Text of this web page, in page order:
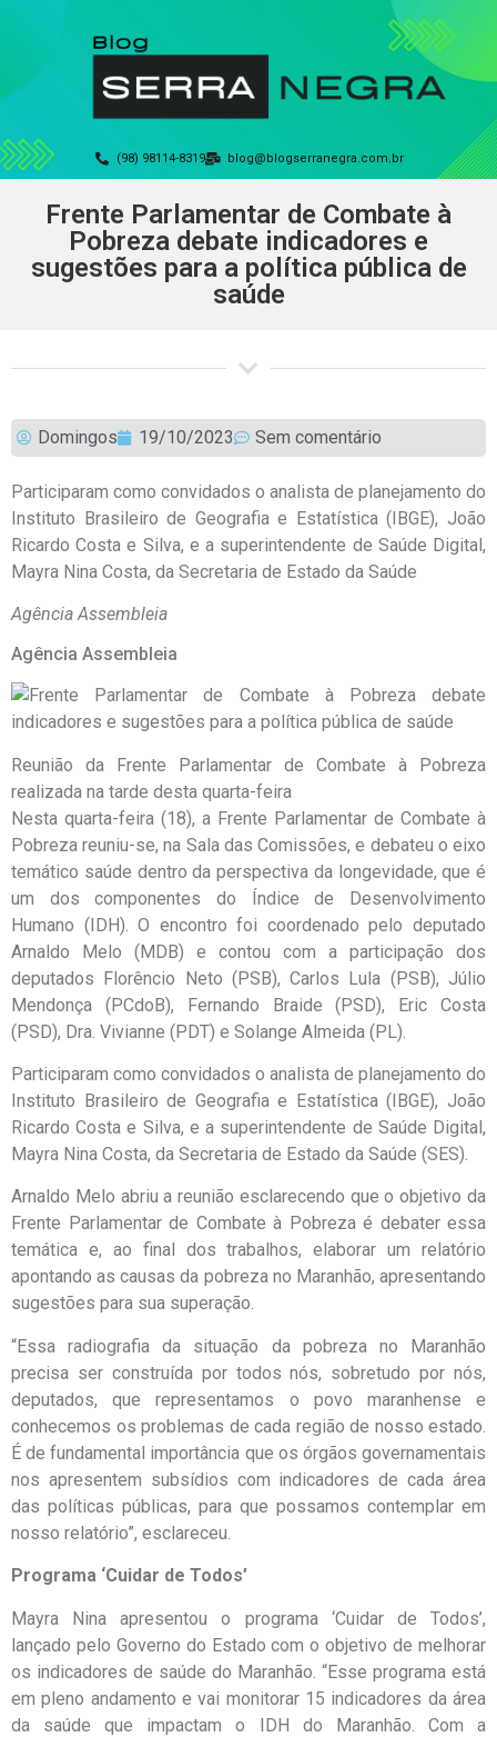
(98) 98114-8319 blog@blogserranegra.com.br
Frente Parlamentar de Combate à
Pobreza debate indicadores e
sugestões para a política pública de
saúde
Domingos 19/10/2023 Sem comentário
Participaram como convidados o analista de planejamento do
Instituto Brasileiro de Geografia e Estatística (IBGE), João
Ricardo Costa e Silva, e a superintendente de Saúde Digital,
Mayra Nina Costa, da Secretaria de Estado da Saúde
Agência Assembleia
Agência Assembleia
Reunião da Frente Parlamentar de Combate à Pobreza
realizada na tarde desta quarta-feira
Nesta quarta-feira (18), a Frente Parlamentar de Combate à
Pobreza reuniu-se, na Sala das Comissões, e debateu o eixo
temático saúde dentro da perspectiva da longevidade, que é
um dos componentes do Índice de Desenvolvimento
Humano (IDH). O encontro foi coordenado pelo deputado
Arnaldo Melo (MDB) e contou com a participação dos
deputados Florêncio Neto (PSB), Carlos Lula (PSB), Júlio
Mendonça (PCdoB), Fernando Braide (PSD), Eric Costa
(PSD), Dra. Vivianne (PDT) e Solange Almeida (PL).
Participaram como convidados o analista de planejamento do
Instituto Brasileiro de Geografia e Estatística (IBGE), João
Ricardo Costa e Silva, e a superintendente de Saúde Digital,
Mayra Nina Costa, da Secretaria de Estado da Saúde (SES).
Arnaldo Melo abriu a reunião esclarecendo que o objetivo da
Frente Parlamentar de Combate à Pobreza é debater essa
temática e, ao final dos trabalhos, elaborar um relatório
apontando as causas da pobreza no Maranhão, apresentando
sugestões para sua superação.
“Essa radiografia da situação da pobreza no Maranhão
precisa ser construída por todos nós, sobretudo por nós,
deputados, que representamos o povo maranhense e
conhecemos os problemas de cada região de nosso estado.
É de fundamental importância que os órgãos governamentais
nos apresentem subsídios com indicadores de cada área
das políticas públicas, para que possamos contemplar em
nosso relatório”, esclareceu.
Programa ‘Cuidar de Todos’
Mayra Nina apresentou o programa ‘Cuidar de Todos’,
lançado pelo Governo do Estado com o objetivo de melhorar
os indicadores de saúde do Maranhão. “Esse programa está
em pleno andamento e vai monitorar 15 indicadores da área
da saúde que impactam o IDH do Maranhão. Com a